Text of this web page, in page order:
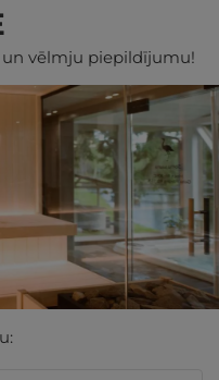
vēlmju piepildījumu!